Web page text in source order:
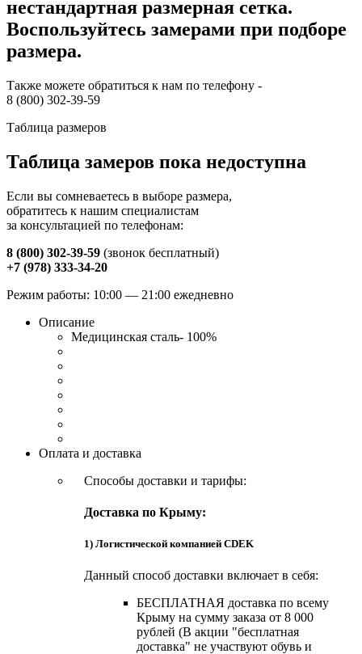
нестандартная размерная сетка.
Воспользуйтесь замерами при подборе
размера.
Также можете обратиться к нам по телефону -
8 (800) 302-39-59
Таблица размеров
Таблица замеров пока недоступна
Если вы сомневаетесь в выборе размера,
обратитесь к нашим специалистам
за консультацией по телефонам:
8 (800) 302-39-59 (звонок бесплатный)
+7 (978) 333-34-20
Режим работы: 10:00 — 21:00 ежедневно
Описание
Медицинская сталь- 100%
Оплата и доставка
Способы доставки и тарифы:
Доставка по Крыму:
1) Логистической компанией CDEK
Данный способ доставки включает в себя:
БЕСПЛАТНАЯ доставка по всему
Крыму на сумму заказа от 8 000
рублей (В акции "бесплатная
доставка" не участвуют обувь и